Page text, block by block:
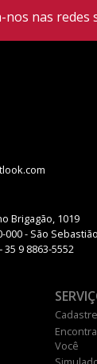
nos nas redes
Brigagão, 1019
000 - São
35 9 8863-5552
Você